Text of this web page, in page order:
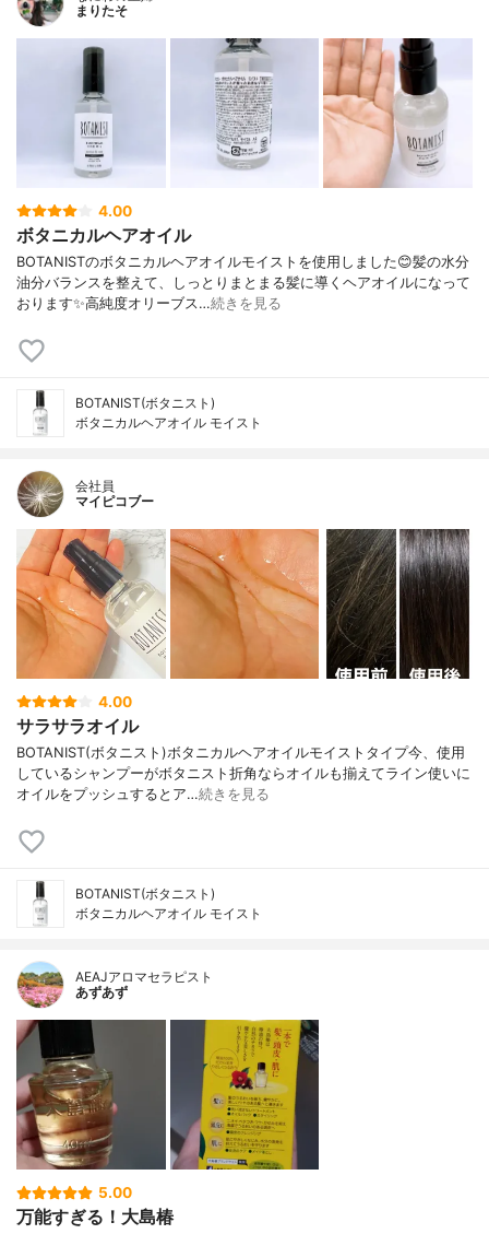
まりたそ
4.00
ボタニカルヘアオイル
BOTANISTのボタニカルヘアオイルモイストを使用しました😊髪の水分
油分バランスを整えて、しっとりまとまる髪に導くヘアオイルになって
おります✨高純度オリーブス…続きを見る
BOTANIST(ボタニスト)
ボタニカルヘアオイル モイスト
会社員
マイピコブー
4.00
サラサラオイル
BOTANIST(ボタニスト)ボタニカルヘアオイルモイストタイプ今、使用
しているシャンプーがボタニスト折角ならオイルも揃えてライン使いに
オイルをプッシュするとア…続きを見る
BOTANIST(ボタニスト)
ボタニカルヘアオイル モイスト
AEAJアロマセラピスト
あずあず
5.00
万能すぎる！大島椿